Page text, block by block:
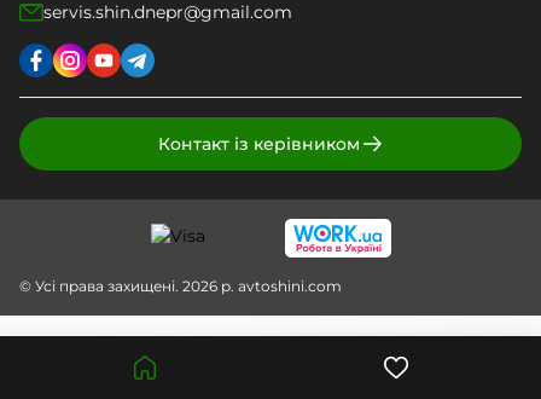
servis.shin.dnepr@gmail.com
Контакт із керівником
© Усі права захищені. 2026 р. avtoshini.com